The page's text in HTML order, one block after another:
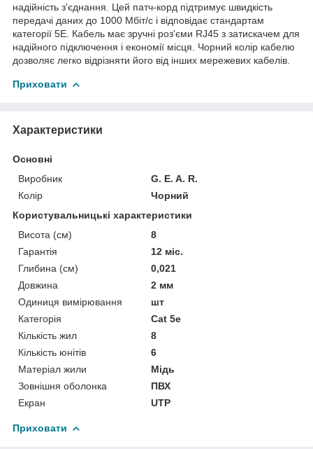
надійність з'єднання. Цей патч-корд підтримує швидкість
передачі даних до 1000 Мбіт/с і відповідає стандартам
категорії 5Е. Кабель має зручні роз'єми RJ45 з затискачем для
надійного підключення і економії місця. Чорний колір кабелю
дозволяє легко відрізняти його від інших мережевих кабелів.
Приховати
Характеристики
Основні
Виробник
G. E. A. R.
Колір
Чорний
Користувальницькі характеристики
Висота (см)
8
Гарантія
12 міс.
Глибина (см)
0,021
Довжина
2 мм
Одиниця вимірювання
шт
Категорія
Cat 5e
Кількість жил
8
Кількість юнітів
6
Матеріал жили
Мідь
Зовнішня оболонка
ПВХ
Екран
UTP
Приховати